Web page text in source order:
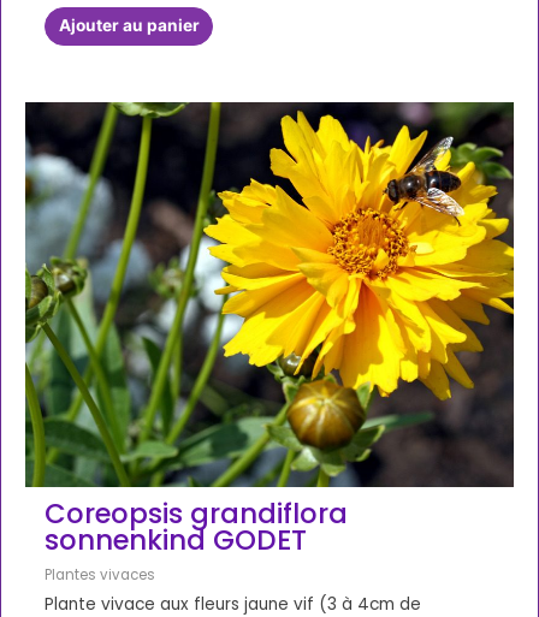
Ajouter au panier
Coreopsis grandiflora
sonnenkind GODET
Plantes vivaces
Plante vivace aux fleurs jaune vif (3 à 4cm de